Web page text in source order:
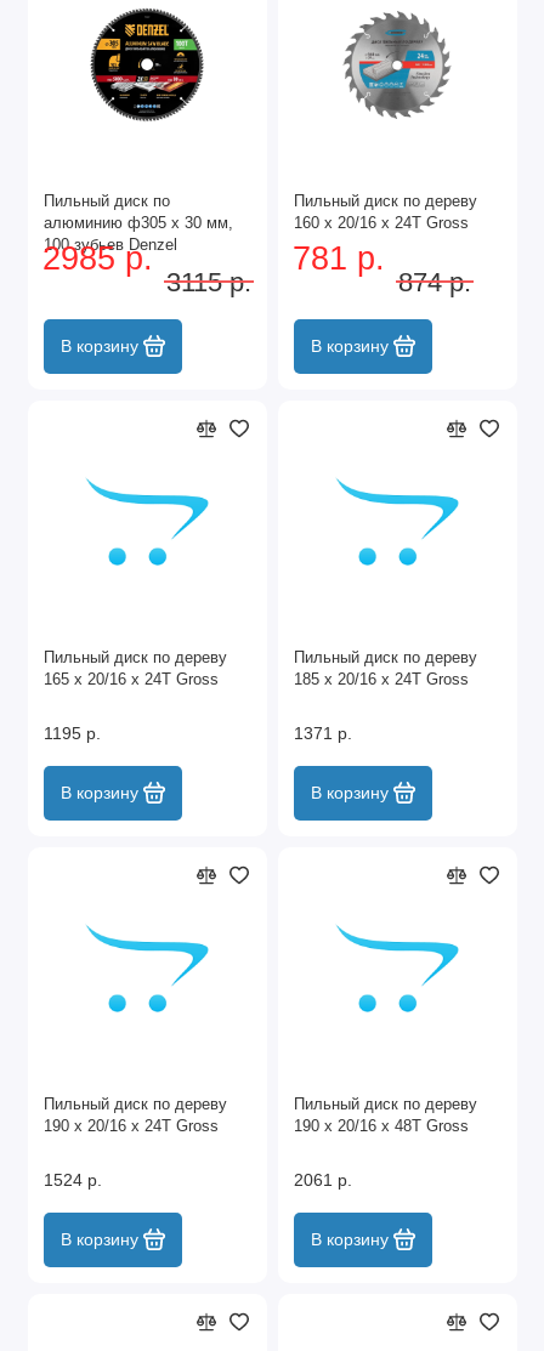
Пильный диск по
алюминию ф305 х 30 мм,
100 зубьев Denzel
2985 р.
3115 р.
В корзину
Пильный диск по дереву
160 x 20/16 x 24Т Gross
781 р.
874 р.
В корзину
Пильный диск по дереву
165 x 20/16 x 24Т Gross
1195 р.
В корзину
Пильный диск по дереву
185 x 20/16 x 24Т Gross
1371 р.
В корзину
Пильный диск по дереву
190 x 20/16 x 24Т Gross
1524 р.
В корзину
Пильный диск по дереву
190 x 20/16 x 48Т Gross
2061 р.
В корзину